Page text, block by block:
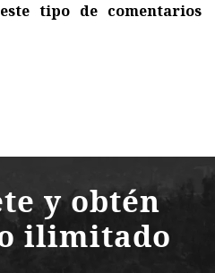
este tipo de comentarios